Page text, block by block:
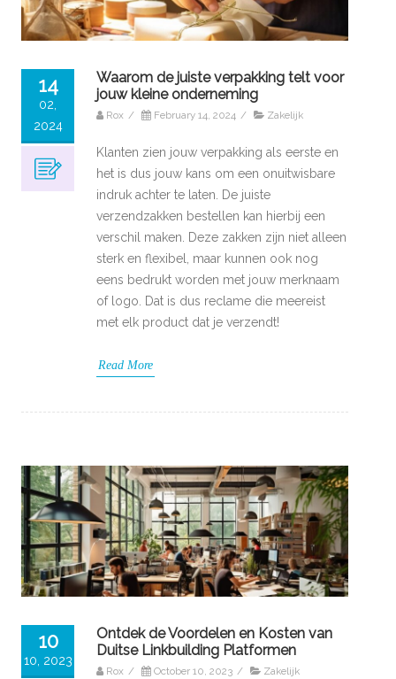
14
02,
2024
Waarom de juiste verpakking telt voor
jouw kleine onderneming
Rox / February 14, 2024 / Zakelijk
Klanten zien jouw verpakking als eerste en
het is dus jouw kans om een onuitwisbare
indruk achter te laten. De juiste
verzendzakken bestellen kan hierbij een
verschil maken. Deze zakken zijn niet alleen
sterk en flexibel, maar kunnen ook nog
eens bedrukt worden met jouw merknaam
of logo. Dat is dus reclame die meereist
met elk product dat je verzendt!
Read More
10
10, 2023
Ontdek de Voordelen en Kosten van
Duitse Linkbuilding Platformen
Rox / October 10, 2023 / Zakelijk